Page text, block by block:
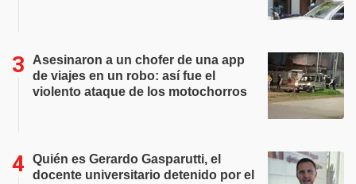
Asesinaron a un chofer de una app
de viajes en un robo: así fue el
violento ataque de los motochorros
Quién es Gerardo Gasparutti, el
docente universitario detenido por el